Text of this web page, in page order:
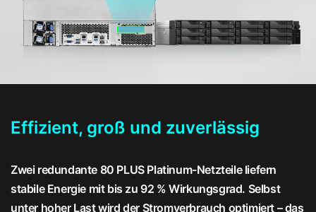
Effizient, groß und zuverlässig
Zwei redundante 80 PLUS Platinum-Netzteile liefern
stabile Energie mit bis zu 92 % Wirkungsgrad. Selbst
unter hoher Last wird der Stromverbrauch optimiert – das